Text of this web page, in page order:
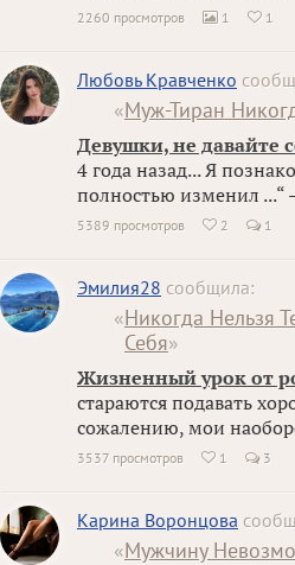
2260 просмотров  1  1
Любовь Кравченко
«Муж-Тиран
Девушки, не давайте
4 года назад... Я
полностью изменил ...“
5389 просмотров  2 1
Эмилия28 сообщила:
«Никогда Нельзя
Себя»
Жизненный урок от
стараются подавать
сожалению, мои
3537 просмотров  1 3
Карина Воронцова
«Мужчину